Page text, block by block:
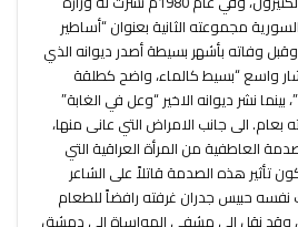
مجموعته الثانية بعنوان “أساطير
وفاته بأشهر بسيطة أصدر ديوانه الذي
واسع “بسيط كالماء، واضح كطلقة
نشر ديوانه الاخير “وعل في الغابة”
بعام. الى جانب الامراض التي عانى منها،
العاطفية من المرأة العراقية التي
تأثير هذه الصدمة قاتلاً على الشاعر
نفسه حبيس جدران غرفته رافضاً للطعام
وقد نقل الى مشفى المواساة الى دمشق